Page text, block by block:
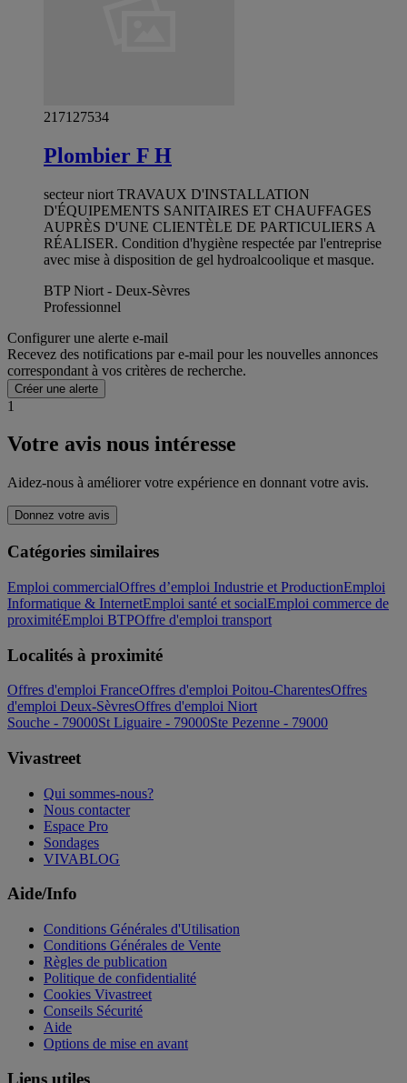
217127534
Plombier F H
secteur niort TRAVAUX D'INSTALLATION
D'ÉQUIPEMENTS SANITAIRES ET CHAUFFAGES
AUPRÈS D'UNE CLIENTÈLE DE PARTICULIERS A
RÉALISER. Condition d'hygiène respectée par l'entreprise
avec mise à disposition de gel hydroalcoolique et masque.
BTP Niort - Deux-Sèvres
Professionnel
Configurer une alerte e-mail
Recevez des notifications par e-mail pour les nouvelles annonces
correspondant à vos critères de recherche.
Créer une alerte
1
Votre avis nous intéresse
Aidez-nous à améliorer votre expérience en donnant votre avis.
Donnez votre avis
Catégories similaires
Emploi commercialOffres d’emploi Industrie et ProductionEmploi
Informatique & InternetEmploi santé et socialEmploi commerce de
proximitéEmploi BTPOffre d'emploi transport
Localités à proximité
Offres d'emploi FranceOffres d'emploi Poitou-CharentesOffres
d'emploi Deux-SèvresOffres d'emploi Niort
Souche - 79000St Liguaire - 79000Ste Pezenne - 79000
Vivastreet
Qui sommes-nous?
Nous contacter
Espace Pro
Sondages
VIVABLOG
Aide/Info
Conditions Générales d'Utilisation
Conditions Générales de Vente
Règles de publication
Politique de confidentialité
Cookies Vivastreet
Conseils Sécurité
Aide
Options de mise en avant
Liens utiles